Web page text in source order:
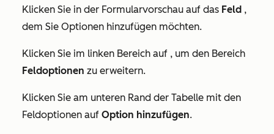
Klicken Sie in der Formularvorschau auf das Feld ,
dem Sie Optionen hinzufügen möchten.
Klicken Sie im linken Bereich auf , um den Bereich
Feldoptionen zu erweitern.
Klicken Sie am unteren Rand der Tabelle mit den
Feldoptionen auf Option hinzufügen.